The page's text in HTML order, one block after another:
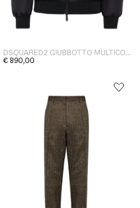
DSQUARED2 GIUBBOTTO MULTICOLORE UOMO
€ 890,00